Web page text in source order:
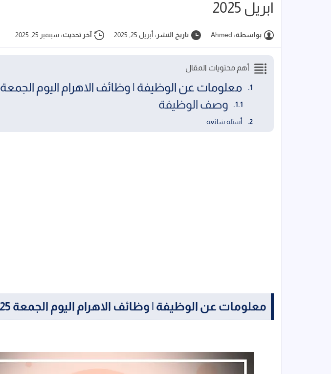
ابريل 2025
بواسطة: Ahmed تاريخ النشر: أبريل 25, 2025 آخر تحديث: سبتمبر 25, 2025
أهم محتويات المقال
معلومات عن الوظيفة | وظائف الاهرام اليوم الجمعة 25/04/2025
وصف الوظيفة
أسئلة شائعة
معلومات عن الوظيفة | وظائف الاهرام اليوم الجمعة 25/04/2025